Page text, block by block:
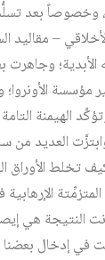
وخصوصاً بعد
–
مؤسسة
الهيمنة
العديد من
تخلط
المتزمِّتة
النتيجة هي
في إدخال بعضنا